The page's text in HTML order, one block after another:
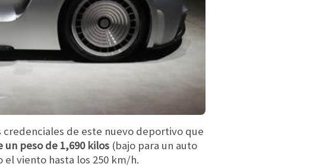
credenciales de este nuevo deportivo que
peso de 1,690 kilos (bajo para un auto
el viento hasta los 250 km/h.